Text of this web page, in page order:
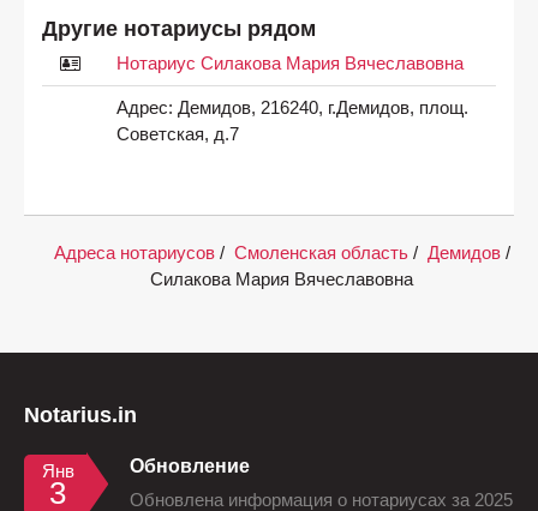
Другие нотариусы рядом
Нотариус Силакова Мария Вячеславовна
Адрес: Демидов, 216240, г.Демидов, площ.
Советская, д.7
Адреса нотариусов / Смоленская область / Демидов /
Силакова Мария Вячеславовна
Notarius.in
Янв
3
Обновление
Обновлена информация о нотариусах за 2025